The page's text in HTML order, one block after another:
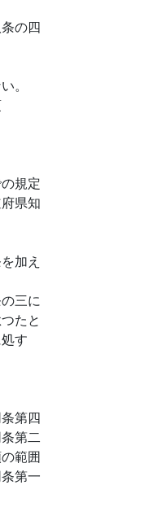
の四
。
規定
県知
加え
三に
たと
す
第四
第二
範囲
第一